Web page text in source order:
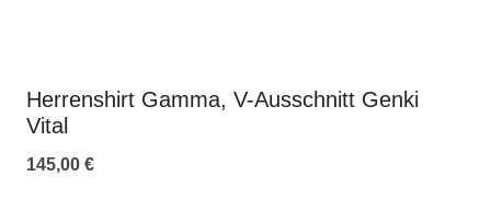
Herrenshirt Gamma, V-Ausschnitt Genki
Vital
145,00 €